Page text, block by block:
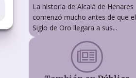
La historia de Alcalá de Henares
comenzó mucho antes de que el
Siglo de Oro llegara a sus...